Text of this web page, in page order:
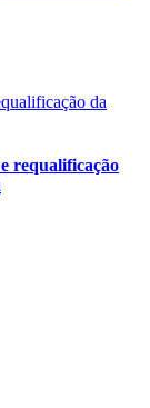
da
requalificação